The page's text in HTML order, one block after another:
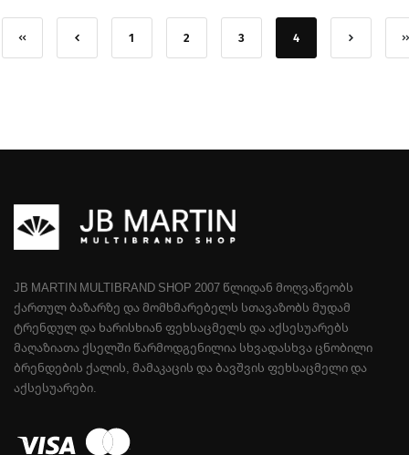
1 2 3 4
JB MARTIN MULTIBRAND SHOP 2007 ᲬᲚᲘᲓᲐᲜ ᲛᲝᲦᲕᲐᲬᲔᲝᲑᲡ
ᲥᲐᲠᲗᲣᲚ ᲑᲐᲖᲐᲠᲖᲔ ᲓᲐ ᲛᲝᲛᲮᲛᲐᲠᲔᲑᲔᲚᲡ ᲡᲗᲐᲕᲐᲖᲝᲑᲡ ᲛᲣᲓᲐᲛ
ᲢᲠᲔᲜᲓᲣᲚ ᲓᲐ ᲮᲐᲠᲘᲡᲮᲘᲐᲜ ᲤᲔᲮᲡᲐᲪᲛᲔᲚᲡ ᲓᲐ ᲐᲥᲡᲔᲡᲣᲐᲠᲔᲑᲡ
ᲛᲐᲦᲐᲖᲘᲐᲗᲐ ᲥᲡᲔᲚᲨᲘ ᲬᲐᲠᲛᲝᲓᲒᲔᲜᲘᲚᲘᲐ ᲡᲮᲕᲐᲓᲐᲡᲮᲕᲐ ᲪᲜᲝᲑᲘᲚᲘ
ᲑᲠᲔᲜᲓᲔᲑᲘᲡ ᲥᲐᲚᲘᲡ, ᲛᲐᲛᲐᲙᲐᲪᲘᲡ ᲓᲐ ᲑᲐᲕᲨᲕᲘᲡ ᲤᲔᲮᲡᲐᲪᲛᲔᲚᲘ ᲓᲐ
ᲐᲥᲡᲔᲡᲣᲐᲠᲔᲑᲘ.